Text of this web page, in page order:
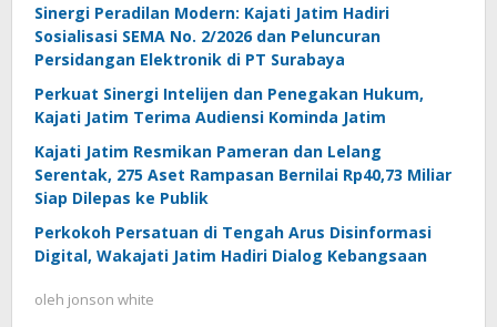
Sinergi Peradilan Modern: Kajati Jatim Hadiri
Sosialisasi SEMA No. 2/2026 dan Peluncuran
Persidangan Elektronik di PT Surabaya
Perkuat Sinergi Intelijen dan Penegakan Hukum,
Kajati Jatim Terima Audiensi Kominda Jatim
Kajati Jatim Resmikan Pameran dan Lelang
Serentak, 275 Aset Rampasan Bernilai Rp40,73 Miliar
Siap Dilepas ke Publik
Perkokoh Persatuan di Tengah Arus Disinformasi
Digital, Wakajati Jatim Hadiri Dialog Kebangsaan
oleh jonson white